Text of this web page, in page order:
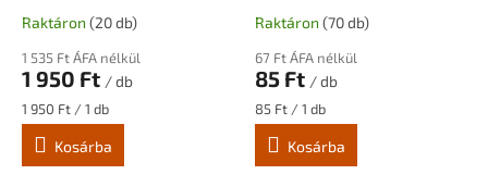
búratartós, fém
burkolattal
Raktáron (20 db)
1 535 Ft ÁFA nélkül
1 950 Ft / db
Egységár:
1 950 Ft / 1 db
Kosárba
Raktáron (70 db)
67 Ft ÁFA nélkül
85 Ft / db
Egységár:
85 Ft / 1 db
Kosárba